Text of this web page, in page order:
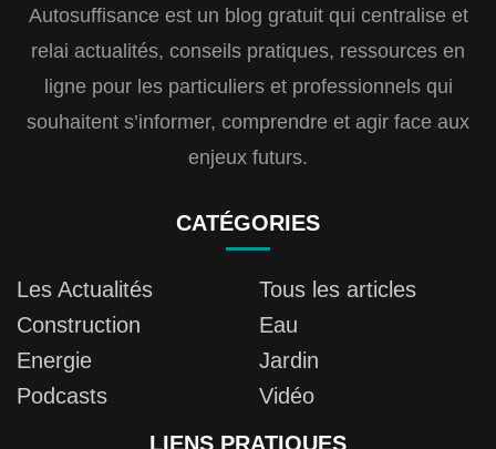
Autosuffisance est un blog gratuit qui centralise et
relai actualités, conseils pratiques, ressources en
ligne pour les particuliers et professionnels qui
souhaitent s’informer, comprendre et agir face aux
enjeux futurs.
CATÉGORIES
Les Actualités
Tous les articles
Construction
Eau
Energie
Jardin
Podcasts
Vidéo
LIENS PRATIQUES